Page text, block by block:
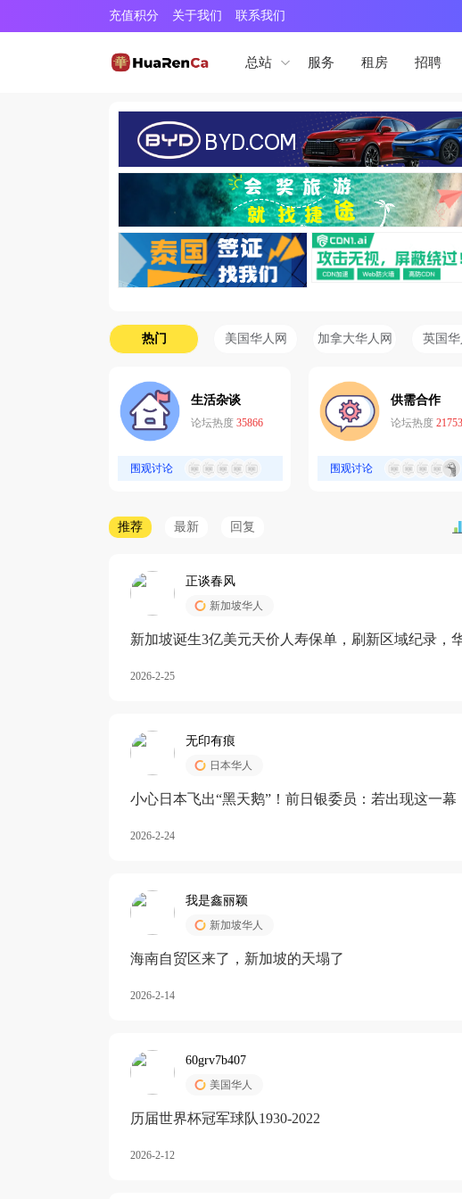
充值积分 关于我们 联系我们
总站 服务 租房 招聘
热门 美国华人网 加拿大华人网 英国华
生活杂谈
论坛热度 35866
围观讨论
供需合作
论坛热度 21753
围观讨论
推荐 最新 回复
正谈春风
新加坡华人
新加坡诞生3亿美元天价人寿保单，刷新区域纪录，
2026-2-25
无印有痕
日本华人
小心日本飞出“黑天鹅”！前日银委员：若出现这一幕
2026-2-24
我是鑫丽颖
新加坡华人
海南自贸区来了，新加坡的天塌了
2026-2-14
60grv7b407
美国华人
历届世界杯冠军球队1930-2022
2026-2-12